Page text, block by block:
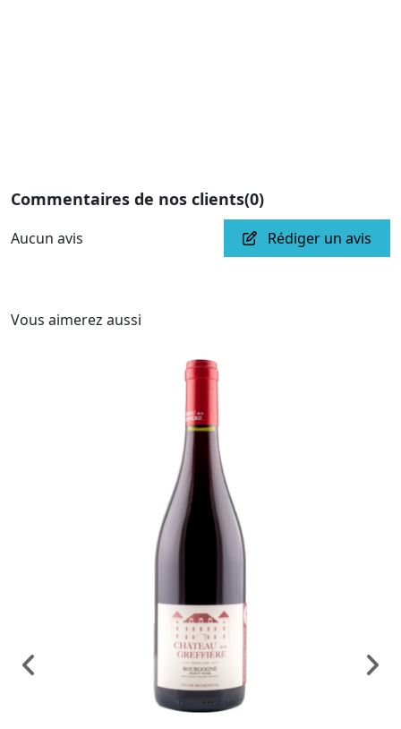
Commentaires de nos clients(0)
Aucun avis Rédiger un avis
Vous aimerez aussi